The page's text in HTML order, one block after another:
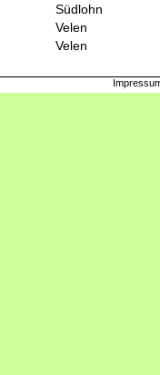
Südlohn
Velen
Velen